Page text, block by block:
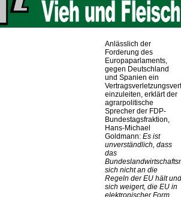
Anlässlich der
Forderung des
Europaparlaments,
gegen Deutschland
und Spanien ein
einzuleiten, erklärt der
agrarpolitische
Sprecher der FDP-
Bundestagsfraktion,
Hans-Michael
Goldmann: Es ist
unverständlich, dass
das
sich nicht an die
Regeln der EU hält und
sich weigert, die EU in